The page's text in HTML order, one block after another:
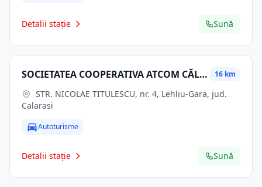
Detalii stație Sună
SOCIETATEA COOPERATIVA ATCOM CĂLĂRAŞI 16 km
Calarasi
Autoturisme
Detalii stație Sună